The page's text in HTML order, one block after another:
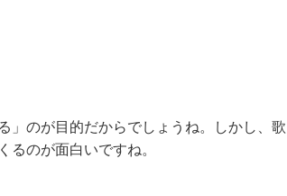
」のが目的だからでしょうね。しかし、歌
のが面白いですね。